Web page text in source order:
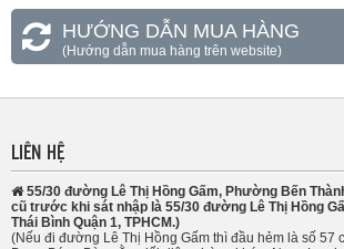
HƯỚNG DẪN MUA HÀNG
(Hướng dẫn mua hàng trên website)
LIÊN HỆ
55/30 đường Lê Thị Hồng Gấm, Phường Bến
cũ trước khi sát nhập là 55/30 đường Lê Thị Hồng
Thái Bình Quận 1, TPHCM.)
(Nếu đi đường Lê Thị Hồng Gấm thì đầu hẻm là số 57